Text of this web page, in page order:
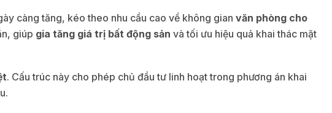
càng tăng, kéo theo nhu cầu cao về không gian văn phòng cho
giúp gia tăng giá trị bất động sản và tối ưu hiệu quả khai thác mặt
. Cấu trúc này cho phép chủ đầu tư linh hoạt trong phương án khai